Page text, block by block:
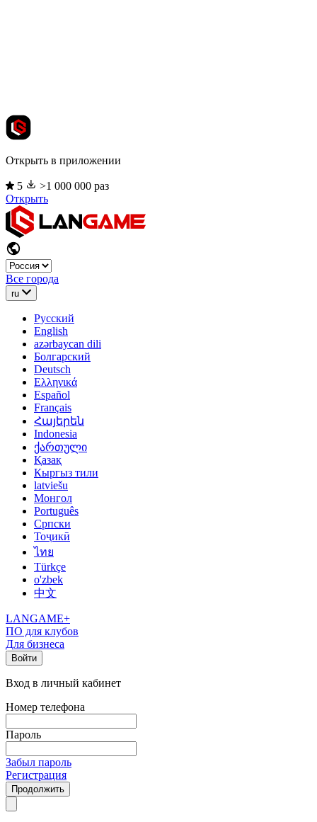
Открыть в приложении
5
>1 000 000 раз
Открыть
Все города
ru
Русский
English
azərbaycan dili
Болгарский
Deutsch
Ελληνικά
Español
Français
Հայերեն
Indonesia
ქართული
Қазақ
Кыргыз тили
latviešu
Монгол
Português
Српски
Тоҷикӣ
ไทย
Türkçe
o'zbek
中文
LANGAME+
ПО для клубов
Для бизнеса
Войти
Вход в личный кабинет
Номер телефона
Пароль
Забыл пароль
Регистрация
Продолжить